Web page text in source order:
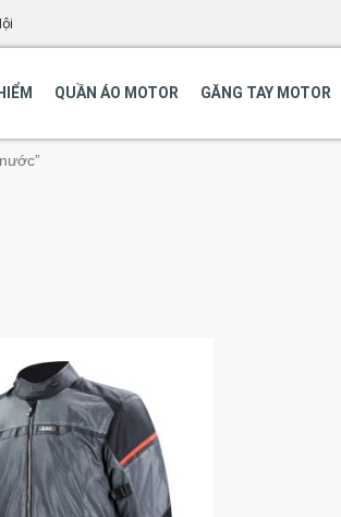
QUẦN ÁO MOTOR GĂNG TAY MOTOR